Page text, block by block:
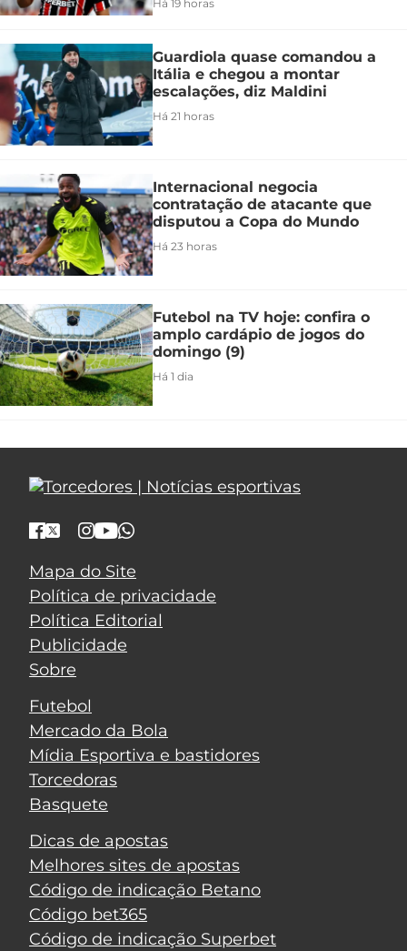
Há 19 horas
Guardiola quase comandou a
Itália e chegou a montar
escalações, diz Maldini
Há 21 horas
Internacional negocia
contratação de atacante que
disputou a Copa do Mundo
Há 23 horas
Futebol na TV hoje: confira o
amplo cardápio de jogos do
domingo (9)
Há 1 dia
Mapa do Site
Política de privacidade
Política Editorial
Publicidade
Sobre
Futebol
Mercado da Bola
Mídia Esportiva e bastidores
Torcedoras
Basquete
Dicas de apostas
Melhores sites de apostas
Código de indicação Betano
Código bet365
Código de indicação Superbet